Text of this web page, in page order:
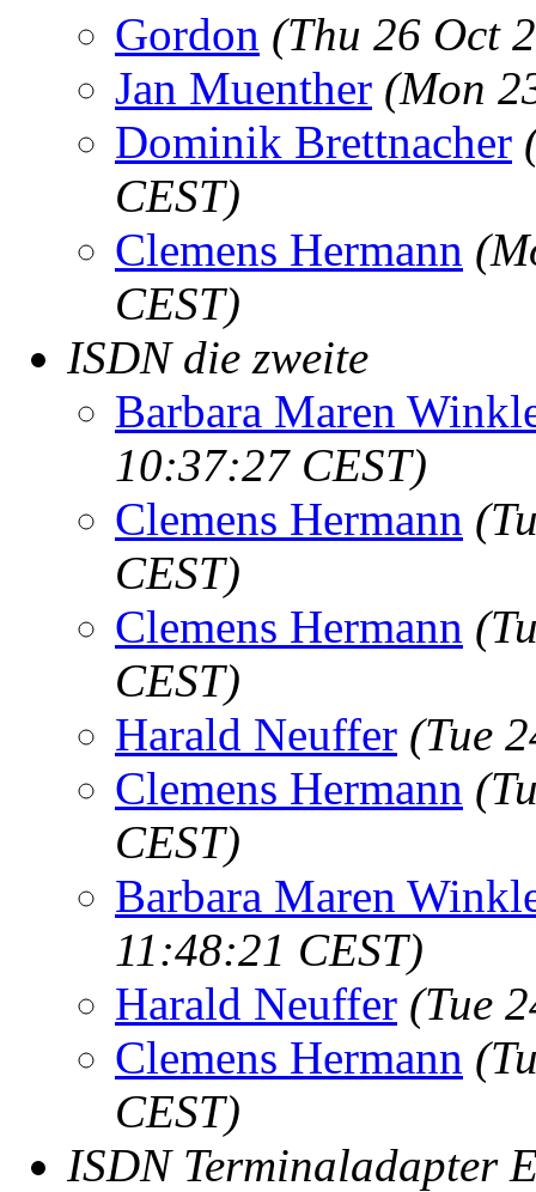
Gordon (Thu 26 Oct
Jan Muenther (Mon
Dominik Brettnacher
CEST)
Clemens Hermann
CEST)
ISDN die zweite
Barbara Maren
10:37:27 CEST)
Clemens Hermann
CEST)
Clemens Hermann
CEST)
Harald Neuffer (Tue
Clemens Hermann
CEST)
Barbara Maren
11:48:21 CEST)
Harald Neuffer (Tue
Clemens Hermann
CEST)
ISDN Terminaladapter